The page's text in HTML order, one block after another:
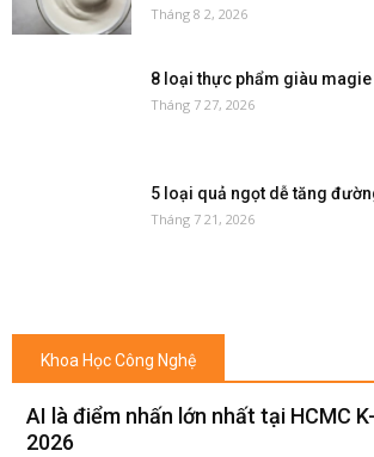
Tháng 8 2, 2026
8 loại thực phẩm giàu
Tháng 7 27, 2026
5 loại quả ngọt dễ tăng
Tháng 7 21, 2026
Khoa Học Công Nghệ
AI là điểm nhấn lớn nhất tại HCMC
2026